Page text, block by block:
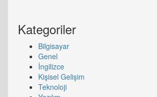
Kategoriler
Bilgisayar
Genel
İngilizce
Kişisel Gelişim
Teknoloji